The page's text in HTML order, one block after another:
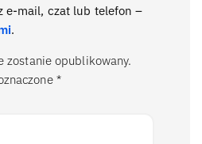
e-mail, czat lub telefon –
.
zostanie opublikowany.
*